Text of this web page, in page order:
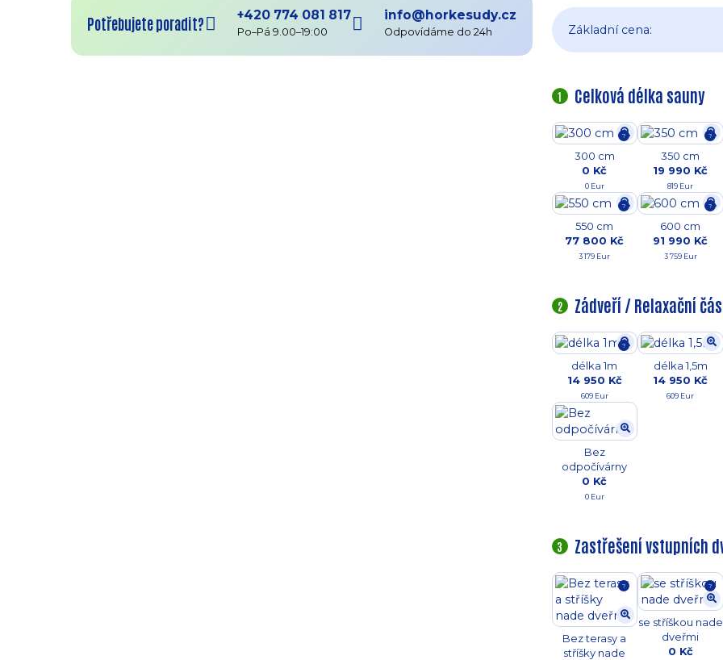
Potřebujete poradit? +420 774 081 817
Po–Pá 9.00–19:00
info@horkesudy.cz
Odpovídáme do 24h Základní cena:
1 Celková délka sauny
300 cm
?
0 Kč
0 Eur
350 cm
?
19 990 Kč
819 Eur
550 cm
?
77 800 Kč
3 179 Eur
600 cm
?
91 990 Kč
3 759 Eur
2 Zádveří / Relaxační
délka 1m
?
14 950 Kč
609 Eur
délka 1,5m
14 950 Kč
609 Eur
Bez
odpočívárny
0 Kč
0 Eur
3 Zastřešení vstupních
Bez terasy a
stříšky nade
?
se stříškou nade
dveřmi
?
0 Kč